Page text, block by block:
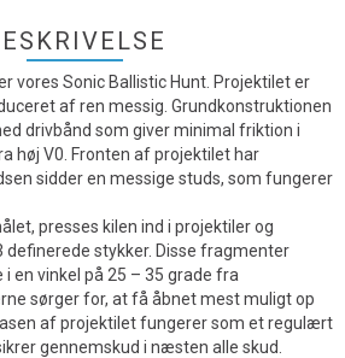
vores Sonic Ballistic Hunt. Projektilet er
af ren messig. Grundkonstruktionen
drivbånd som giver minimal friktion i
høj V0. Fronten af projektilet har
sidder en messige studs, som fungerer
presses kilen ind i projektiler og
stykker. Disse fragmenter
en vinkel på 25 – 35 grade fra
sørger for, at få åbnet mest muligt op
af projektilet fungerer som et regulært
gennemskud i næsten alle skud.